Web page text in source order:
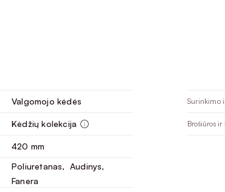
Valgomojo kėdės
Kėdžių kolekcija
420 mm
Poliuretanas, Audinys,
Fanera
Surinkimo
Brošiūros